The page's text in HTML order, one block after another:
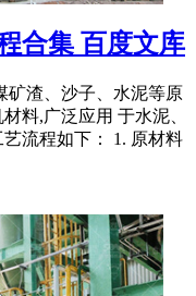
合集 百度文库
矿渣、沙子、水泥等原
料,广泛应用 于水泥、
流程如下： 1. 原材料